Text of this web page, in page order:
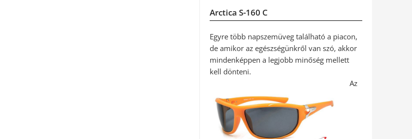
Arctica S-160 C
Egyre több napszemüveg található a piacon,
de amikor az egészségünkről van szó, akkor
mindenképpen a legjobb minőség mellett
kell dönteni.
Az